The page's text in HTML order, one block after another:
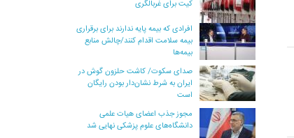
کیت برای غربالگری
افرادی که بیمه پایه ندارند برای برقراری
بیمه سلامت اقدام کنند/چالش منابع
بیمه‌ها
صدای سکوت/ کاشت حلزون گوش در
ایران به شرط نشان‌دار بودن رایگان
است
مجوز جذب اعضای هیات علمی
دانشگاه‌های علوم پزشکی نهایی شد